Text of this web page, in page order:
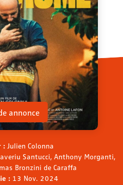
annonce
: Julien Colonna
Santucci, Anthony Morganti,
Bronzini de Caraffa
: 13 Nov. 2024